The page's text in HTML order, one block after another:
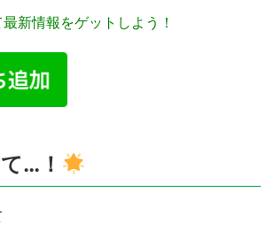
新情報をゲットしよう！
…！